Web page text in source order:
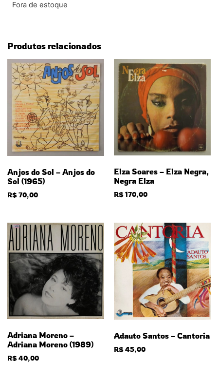
Fora de estoque
Produtos relacionados
Anjos do Sol – Anjos do
Sol (1965)
R$70,00
Elza Soares – Elza Negra,
Negra Elza
R$170,00
Adriana Moreno –
Adriana Moreno (1989)
R$40,00
Adauto Santos – Cantoria
R$45,00